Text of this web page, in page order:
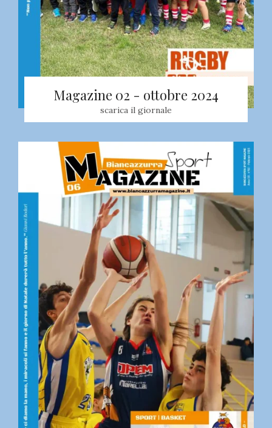
Magazine 02 - ottobre 2024
scarica il giornale